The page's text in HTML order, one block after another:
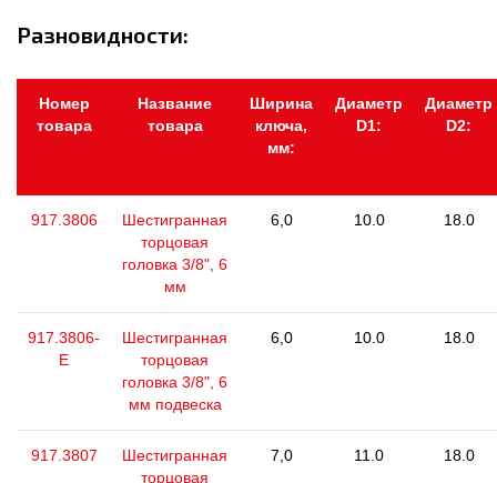
Разновидности:
Номер
товара
Название
товара
Ширина
ключа,
мм:
Диаметр
D1:
Диаметр
D2:
917.3806
Шестигранная
торцовая
головка 3/8", 6
мм
6,0 10.0 18.0
917.3806-
E
Шестигранная
торцовая
головка 3/8", 6
мм подвеска
6,0 10.0 18.0
917.3807
Шестигранная
торцовая
7,0 11.0 18.0